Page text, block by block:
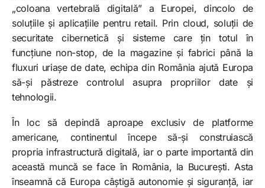
„coloana vertebrală digitală” a Europei, dincolo de
soluțiile și aplicațiile pentru retail. Prin cloud, soluții de
securitate cibernetică și sisteme care țin totul în
funcțiune non-stop, de la magazine și fabrici până la
fluxuri uriașe de date, echipa din România ajută Europa
să-și păstreze controlul asupra propriilor date și
tehnologii.
În loc să depindă aproape exclusiv de platforme
americane, continentul începe să-și construiască
propria infrastructură digitală, iar o parte importantă din
această muncă se face în România, la București. Asta
înseamnă că Europa câștigă autonomie și siguranță, iar